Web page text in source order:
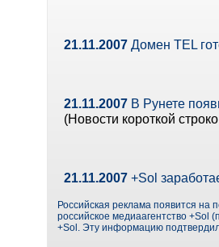
21.11.2007 Домен TEL
21.11.2007 В Рунете
(Новости короткой
21.11.2007 +Sol
Российская реклама появится на
российское медиаагентство +Sol
+Sol. Эту информацию